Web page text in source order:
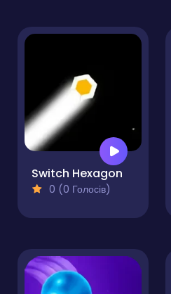
Switch Hexagon
0 (0 Голосів)